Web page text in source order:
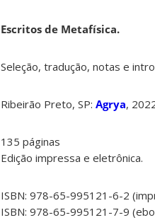
Escritos de Metafísica.
Seleção, tradução, notas e
Ribeirão Preto, SP: Agrya,
135 páginas
Edição impressa e eletrônica.
ISBN: 978-65-995121-6-2
ISBN: 978-65-995121-7-9